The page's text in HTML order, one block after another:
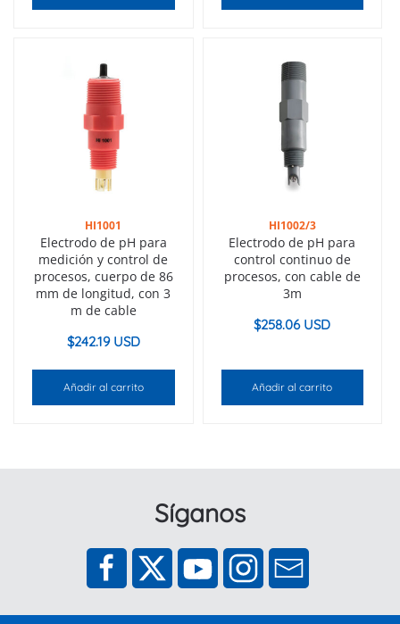
HI1001
Electrodo de pH para
medición y control de
procesos, cuerpo de 86
mm de longitud, con 3
m de cable
$242.19 USD
Añadir al carrito
HI1002/3
Electrodo de pH para
control continuo de
procesos, con cable de
3m
$258.06 USD
Añadir al carrito
Síganos